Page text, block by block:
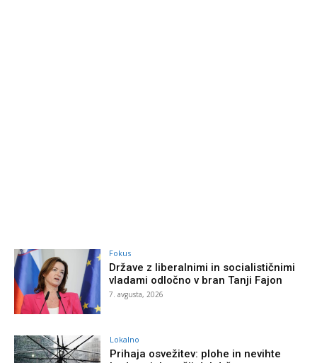
Fokus
Države z liberalnimi in socialističnimi
vladami odločno v bran Tanji Fajon
7. avgusta, 2026
Lokalno
Prihaja osvežitev: plohe in nevihte